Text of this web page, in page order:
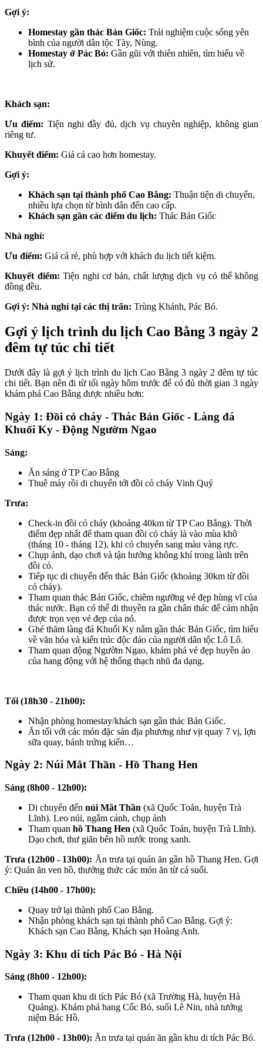
Gợi ý:
Homestay gần thác Bản Giốc: Trải nghiệm cuộc sống yên
bình của người dân tộc Tày, Nùng.
Homestay ở Pác Bó: Gần gũi với thiên nhiên, tìm hiểu về
lịch sử.
Khách sạn:
Ưu điểm: Tiện nghi đầy đủ, dịch vụ chuyên nghiệp, không gian
riêng tư.
Khuyết điểm: Giá cả cao hơn homestay.
Gợi ý:
Khách sạn tại thành phố Cao Bằng: Thuận tiện di chuyển,
nhiều lựa chọn từ bình dân đến cao cấp.
Khách sạn gần các điểm du lịch: Thác Bản Giốc
Nhà nghỉ:
Ưu điểm: Giá cả rẻ, phù hợp với khách du lịch tiết kiệm.
Khuyết điểm: Tiện nghi cơ bản, chất lượng dịch vụ có thể không
đồng đều.
Gợi ý: Nhà nghỉ tại các thị trấn: Trùng Khánh, Pác Bó.
Gợi ý lịch trình du lịch Cao Bằng 3 ngày 2
đêm tự túc chi tiết
Dưới đây là gợi ý lịch trình du lịch Cao Bằng 3 ngày 2 đêm tự túc
chi tiết. Bạn nên đi từ tối ngày hôm trước để có đủ thời gian 3 ngày
khám phá Cao Bằng được nhiều hơn:
Ngày 1: Đồi cỏ cháy - Thác Bản Giốc - Làng đá
Khuổi Ky - Động Ngườm Ngao
Sáng:
Ăn sáng ở TP Cao Bằng
Thuê máy rồi di chuyển tới đồi cỏ cháy Vinh Quý
Trưa:
Check-in đồi cỏ cháy (khoảng 40km từ TP Cao Bằng). Thời
điểm đẹp nhất để tham quan đồi cỏ cháy là vào mùa khô
(tháng 10 - tháng 12), khi cỏ chuyển sang màu vàng rực.
Chụp ảnh, dạo chơi và tận hưởng không khí trong lành trên
đồi cỏ.
Tiếp tục di chuyển đến thác Bản Giốc (khoảng 30km từ đồi
cỏ cháy).
Tham quan thác Bản Giốc, chiêm ngưỡng vẻ đẹp hùng vĩ của
thác nước. Bạn có thể đi thuyền ra gần chân thác để cảm nhận
được trọn vẹn vẻ đẹp của nó.
Ghé thăm làng đá Khuổi Ky nằm gần thác Bản Giốc, tìm hiểu
về văn hóa và kiến trúc độc đáo của người dân tộc Lô Lô.
Tham quan động Ngườm Ngao, khám phá vẻ đẹp huyền ảo
của hang động với hệ thống thạch nhũ đa dạng.
Tối (18h30 - 21h00):
Nhận phòng homestay/khách sạn gần thác Bản Giốc.
Ăn tối với các món đặc sản địa phương như vịt quay 7 vị, lợn
sữa quay, bánh trứng kiến…
Ngày 2: Núi Mắt Thần - Hồ Thang Hen
Sáng (8h00 - 12h00):
Di chuyển đến núi Mắt Thần (xã Quốc Toản, huyện Trà
Lĩnh). Leo núi, ngắm cảnh, chụp ảnh
Tham quan hồ Thang Hen (xã Quốc Toản, huyện Trà Lĩnh).
Dạo chơi, thư giãn bên hồ nước trong xanh.
Trưa (12h00 - 13h00): Ăn trưa tại quán ăn gần hồ Thang Hen. Gợi
ý: Quán ăn ven hồ, thưởng thức các món ăn từ cá suối.
Chiều (14h00 - 17h00):
Quay trở lại thành phố Cao Bằng.
Nhận phòng khách sạn tại thành phố Cao Bằng. Gợi ý:
Khách sạn Cao Bằng, Khách sạn Hoàng Anh.
Ngày 3: Khu di tích Pác Bó - Hà Nội
Sáng (8h00 - 12h00):
Tham quan khu di tích Pác Bó (xã Trường Hà, huyện Hà
Quảng). Khám phá hang Cốc Bó, suối Lê Nin, nhà tưởng
niệm Bác Hồ.
Trưa (12h00 - 13h00): Ăn trưa tại quán ăn gần khu di tích Pác Bó.